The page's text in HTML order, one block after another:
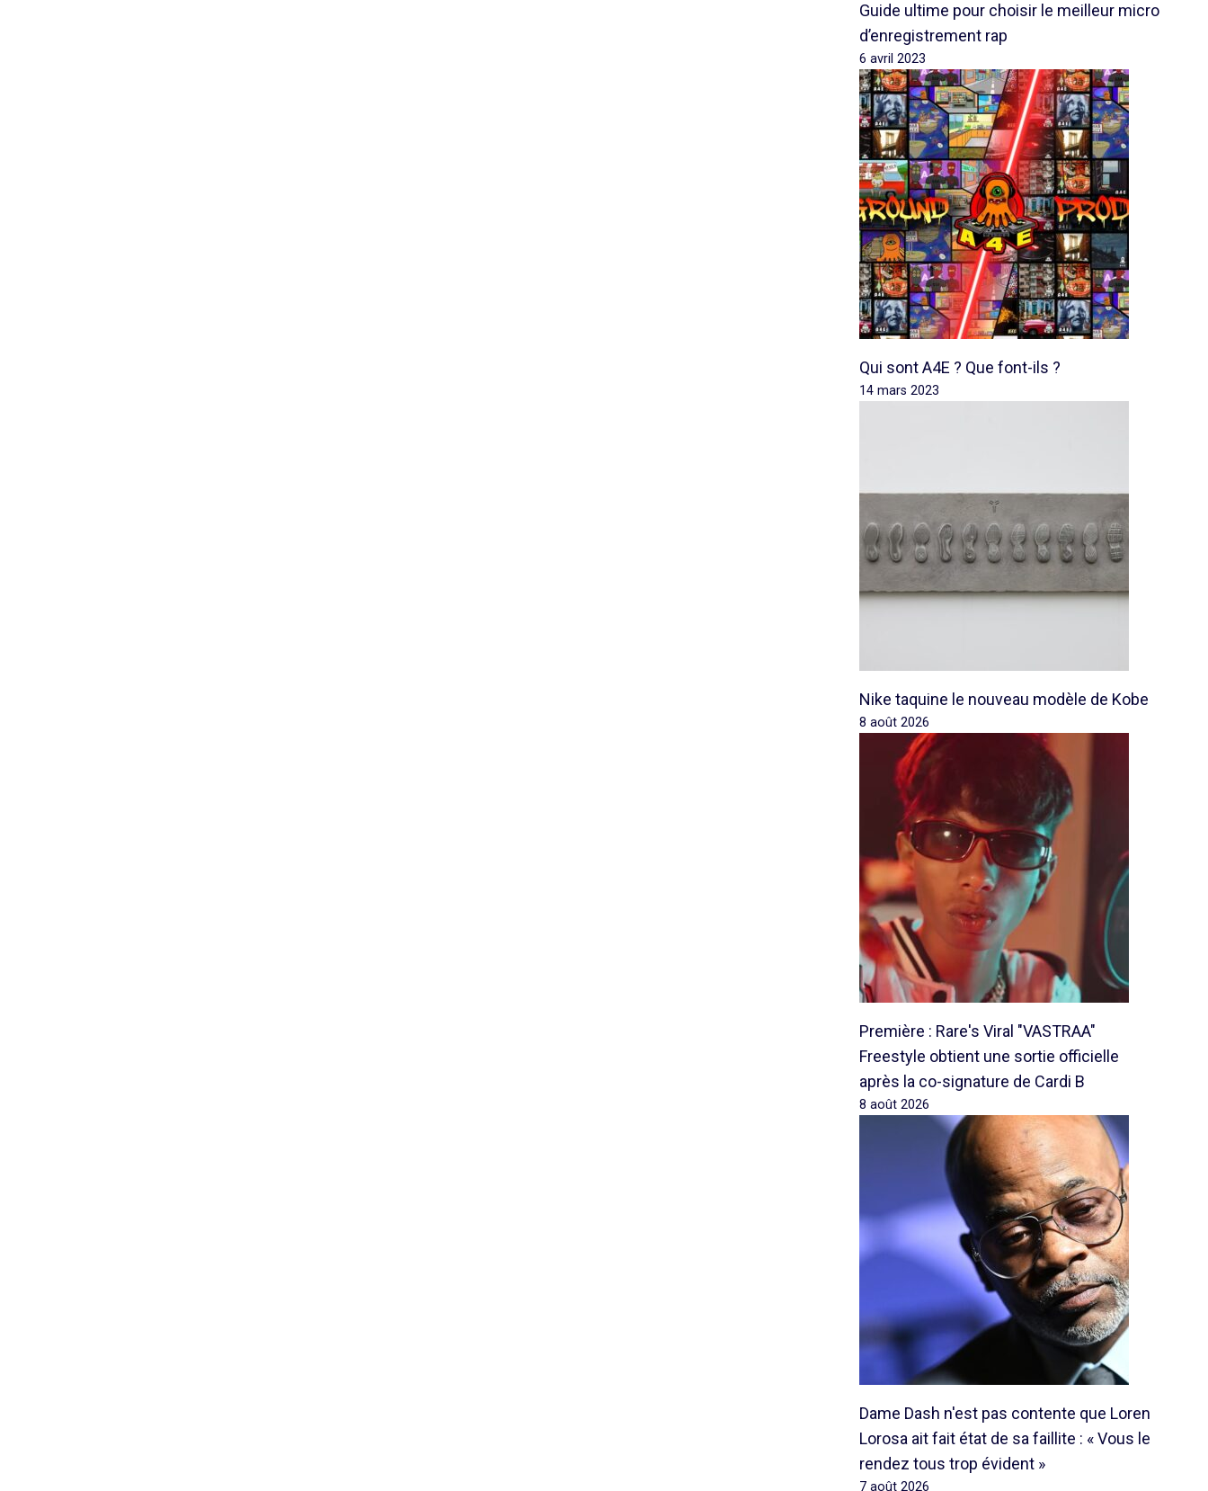
Guide ultime pour choisir le meilleur micro
d’enregistrement rap
6 avril 2023
Qui sont A4E ? Que font-ils ?
14 mars 2023
Nike taquine le nouveau modèle de Kobe
8 août 2026
Première : Rare's Viral "VASTRAA"
Freestyle obtient une sortie officielle
après la co-signature de Cardi B
8 août 2026
Dame Dash n'est pas contente que Loren
Lorosa ait fait état de sa faillite : « Vous le
rendez tous trop évident »
7 août 2026